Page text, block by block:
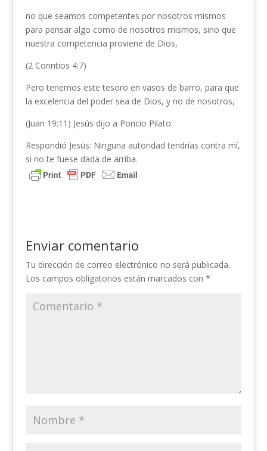
no que seamos competentes por nosotros mismos
para pensar algo como de nosotros mismos, sino que
nuestra competencia proviene de Dios,
(2 Corintios 4:7)
Pero tenemos este tesoro en vasos de barro, para que
la excelencia del poder sea de Dios, y no de nosotros,
(Juan 19:11) Jesús dijo a Poncio Pilato:
Respondió Jesús: Ninguna autoridad tendrías contra mí,
si no te fuese dada de arriba.
Enviar comentario
Tu dirección de correo electrónico no será publicada.
Los campos obligatorios están marcados con *